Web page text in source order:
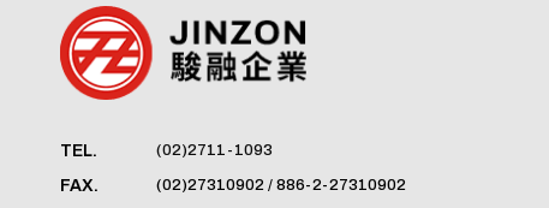
TEL. (02)2711-1093
FAX. (02)27310902 / 886-2-27310902